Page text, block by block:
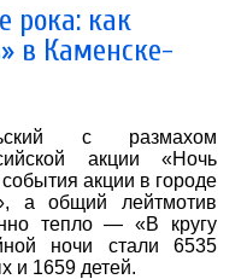
рока: как
в Каменске-
с размахом
акции «Ночь
акции в городе
а общий лейтмотив
тепло — «В кругу
ночи стали 6535
и 1659 детей.